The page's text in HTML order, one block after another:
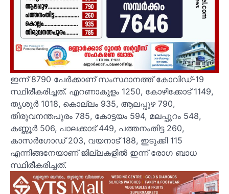
ഇന്ന് 8790 പേര്ക്കാണ് സംസ്ഥാനത്ത് കോവിഡ്-19
സ്ഥിരീകരിച്ചത്. എറണാകുളം 1250, കോഴിക്കോട് 1149,
തൃശൂര്1018, കൊല്ലം 935, ആലപ്പുഴ 790,
തിരുവനന്തപുരം 785, കോട്ടയം 594, മലപ്പുറം 548,
കണ്ണൂര്506, പാലക്കാട് 449, പത്തനംതിട്ട 260,
കാസര്ഗോഡ് 203, വയനാട് 188, ഇടുക്കി 115
എന്നിങ്ങനേയാണ് ജില്ലകളില് ഇന്ന് രോഗ ബാധ
സ്ഥിരീകരിച്ചത്.